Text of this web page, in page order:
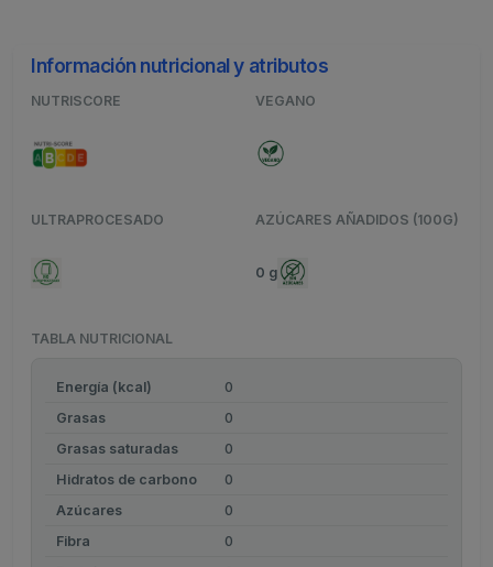
Información nutricional y atributos
NUTRISCORE VEGANO
ULTRAPROCESADO AZÚCARES AÑADIDOS (100G)
0 g
TABLA NUTRICIONAL
Energía (kcal)
0
Grasas
0
Grasas saturadas
0
Hidratos de carbono
0
Azúcares
0
Fibra
0